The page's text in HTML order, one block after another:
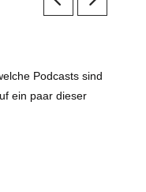
Podcasts sind
ein paar dieser